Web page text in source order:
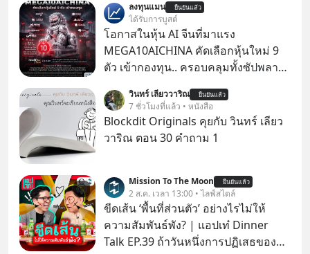
นิวเคลียร์ อัลกอริทึมของ Google ที่ใช้
โค่นล้มแชมป์เก่าอย่าง Yahoo และ
ความฉลาดของ AI ในปัจจุบัน มีอะไรที่
เหมือนกัน? เชื่อหรือไม่ว่า สิ่งเปลี่ยนโลก
ทั้งหมดนี้ ล้วนมีจุดเริ่มต้นมาจาก “การ
ทะเลาะกัน” ของนักคณิตศาสตร์ชาว
รัสเซียสองคนเมื่อกว่าร้อยปีก่อน! จาก
สมการที่เคยถูกมองว่าไร้สาระและไม่มี
ประโยชน์ สู่รากฐานของเทคโนโลยี
สมการนี้เกิดขึ้นได้อย่างไร และมันเข้า
มาพลิกโฉมหน้าประวัติศาสตร์
มนุษยชาติจนถึงยุค AI ได้อย่างไร EP นี้
เราจะมาเจาะลึกเบื้องหลังความลับนี้ไป
พร้อมกันครับ เลือกฟังกันได้เลยนะครับ
ลงทุนแมน ยืนยันแล้ว
ได้รับการบูสต์
โอกาสในหุ้น AI จีนที่มาแรง
MEGA10AICHINA คัดเลือกหุ้นใหม่ 9
ตัว เข้ากองทุน.. ครอบคลุมทั้งซัปพลาย
โปรโมชัน ลด 50% ค่าธรรมเนียมซื้อ |
ยอด 2 ล้านบาทขึ้นไป ฟรีค่าธรรมเนียม
ซื้อ
วินทร์ เลียววาริณ ยืนยันแล้ว
7 ชั่วโมงที่แล้ว • หนังสือ
Blockdit Originals คุยกับ วินทร์ เลียว
วาริณ ตอน 30 คำถาม 1
Mission To The Moon ยืนยันแล้ว
2 ส.ค. เวลา 13:00 • ไลฟ์สไตล์
ขีดเส้น ‘พื้นที่ส่วนตัว’ อย่างไรไม่ให้
ความสัมพันธ์พัง? | แอปเท๋ Dinner
Talk EP.39 ถ้าวันหนึ่งการปฏิเสธของ